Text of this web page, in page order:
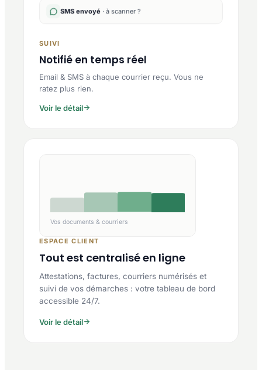
SMS envoyé · à scanner ?
SUIVI
Notifié en temps réel
Email & SMS à chaque courrier reçu. Vous ne
ratez plus rien.
Voir le détail
Vos documents & courriers
ESPACE CLIENT
Tout est centralisé en ligne
Attestations, factures, courriers numérisés et
suivi de vos démarches : votre tableau de bord
accessible 24/7.
Voir le détail